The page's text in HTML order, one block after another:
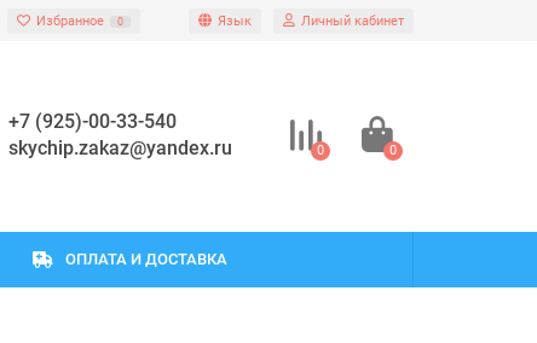
Избранное 0 Язык Личный кабинет
+7 (925)-00-33-540
skychip.zakaz@yandex.ru
0 0
ОПЛАТА И ДОСТАВКА